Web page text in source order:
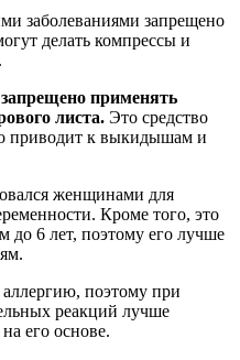
заболеваниями запрещено
делать компрессы и
применять
листа. Это средство
приводит к выкидышам и
женщинами для
Кроме того, это
до 6 лет, поэтому его лучше
поэтому при
реакций лучше
его основе.